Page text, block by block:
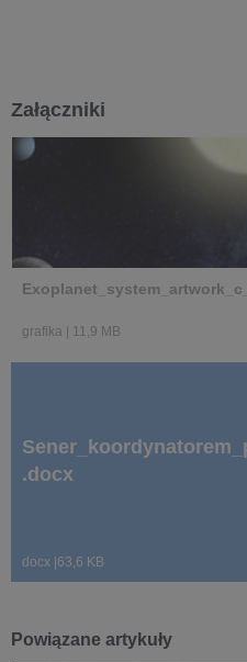
Załączniki
grafika 11,9 MB
.docx
docx 63,6 KB
Powiązane artykuły